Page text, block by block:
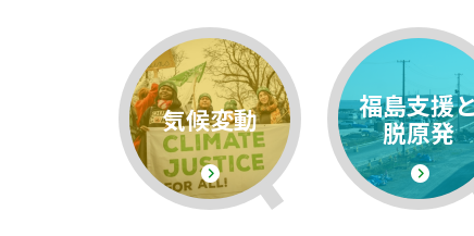
気候変動 福島支援
脱原発